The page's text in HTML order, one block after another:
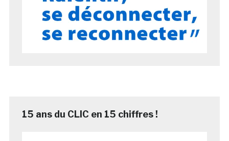
15 ans du CLIC en 15 chiffres !